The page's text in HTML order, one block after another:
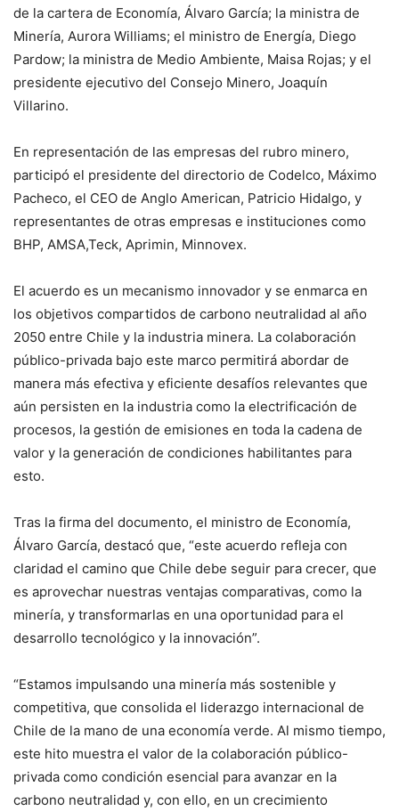
de la cartera de Economía, Álvaro García; la ministra de
Minería, Aurora Williams; el ministro de Energía, Diego
Pardow; la ministra de Medio Ambiente, Maisa Rojas; y el
presidente ejecutivo del Consejo Minero, Joaquín
Villarino.
En representación de las empresas del rubro minero,
participó el presidente del directorio de Codelco, Máximo
Pacheco, el CEO de Anglo American, Patricio Hidalgo, y
representantes de otras empresas e instituciones como
BHP, AMSA,Teck, Aprimin, Minnovex.
El acuerdo es un mecanismo innovador y se enmarca en
los objetivos compartidos de carbono neutralidad al año
2050 entre Chile y la industria minera. La colaboración
público-privada bajo este marco permitirá abordar de
manera más efectiva y eficiente desafíos relevantes que
aún persisten en la industria como la electrificación de
procesos, la gestión de emisiones en toda la cadena de
valor y la generación de condiciones habilitantes para
esto.
Tras la firma del documento, el ministro de Economía,
Álvaro García, destacó que, “este acuerdo refleja con
claridad el camino que Chile debe seguir para crecer, que
es aprovechar nuestras ventajas comparativas, como la
minería, y transformarlas en una oportunidad para el
desarrollo tecnológico y la innovación”.
“Estamos impulsando una minería más sostenible y
competitiva, que consolida el liderazgo internacional de
Chile de la mano de una economía verde. Al mismo tiempo,
este hito muestra el valor de la colaboración público-
privada como condición esencial para avanzar en la
carbono neutralidad y, con ello, en un crecimiento